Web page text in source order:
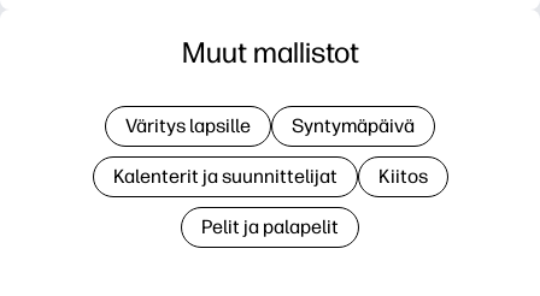
Muut mallistot
Väritys lapsille Syntymäpäivä
Kalenterit ja suunnittelijat Kiitos
Pelit ja palapelit